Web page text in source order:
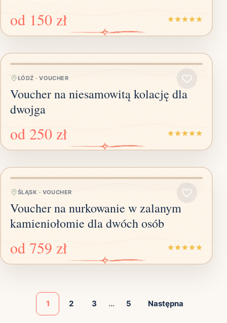
od 150 zł
ŁÓDŹ ·VOUCHER
Voucher na niesamowitą kolację dla
dwojga
od 250 zł
ŚLĄSK · VOUCHER
Voucher na nurkowanie w zalanym
kamieniołomie dla dwóch osób
od 759 zł
1 2 3 ... 5 Następna